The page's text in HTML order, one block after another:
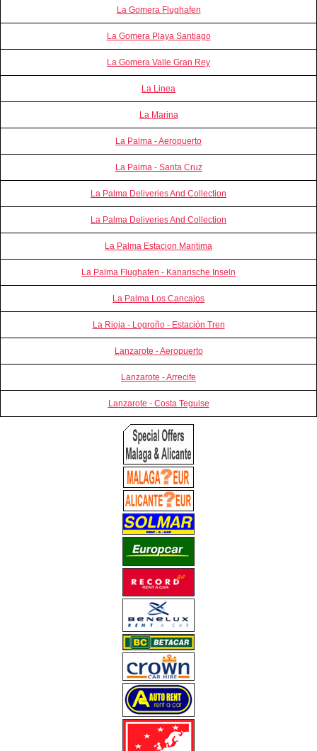
La Gomera Flughafen
La Gomera Playa Santiago
La Gomera Valle Gran Rey
La Linea
La Marina
La Palma - Aeropuerto
La Palma - Santa Cruz
La Palma Deliveries And Collection
La Palma Deliveries And Collection
La Palma Estacion Maritima
La Palma Flughafen - Kanarische Inseln
La Palma Los Cancajos
La Rioja - Logroño - Estación Tren
Lanzarote - Aeropuerto
Lanzarote - Arrecife
Lanzarote - Costa Teguise